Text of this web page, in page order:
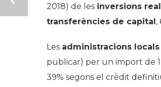
2018) de les inversions
transferències de capital ,
Les administracions locals
publicar) per un import de
39% segons el crèdit